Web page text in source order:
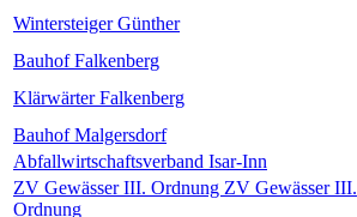
Wintersteiger Günther
Bauhof Falkenberg
Klärwärter Falkenberg
Bauhof Malgersdorf
Abfallwirtschaftsverband Isar-Inn
ZV Gewässer III. Ordnung ZV Gewässer III.
Ordnung